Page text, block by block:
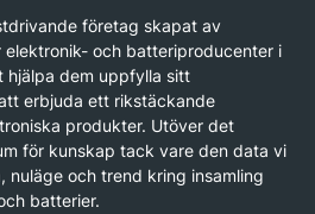
företag skapat av
och batteriproducenter i
hjälpa dem uppfylla sitt
erbjuda ett rikstäckande
produkter. Utöver det
för kunskap tack vare den data vi
nuläge och trend kring insamling
batterier.